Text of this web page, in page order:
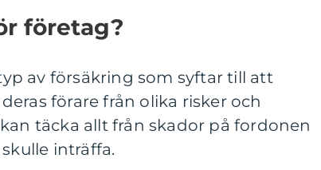
företag?
av försäkring som syftar till att
förare från olika risker och
täcka allt från skador på fordonen
inträffa.